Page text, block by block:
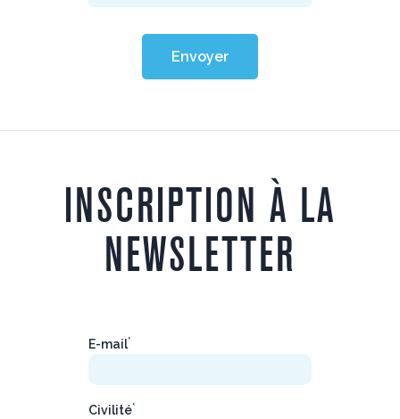
Envoyer
INSCRIPTION À LA
NEWSLETTER
E-mail*
Civilité*